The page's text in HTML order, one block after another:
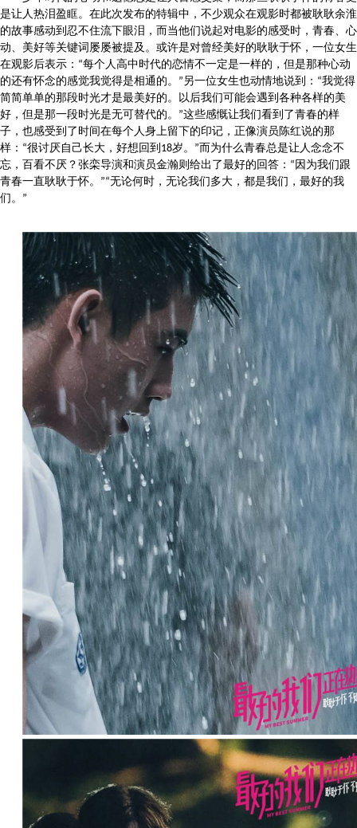
是让人热泪盈眶。在此次发布的特辑中，不少观众在观影时都被耿耿余淮
的故事感动到忍不住流下眼泪，而当他们说起对电影的感受时，青春、心
动、美好等关键词屡屡被提及。或许是对曾经美好的耿耿于怀，一位女生
在观影后表示：“每个人高中时代的恋情不一定是一样的，但是那种心动
的还有怀念的感觉我觉得是相通的。”另一位女生也动情地说到：“我觉得
简简单单的那段时光才是最美好的。以后我们可能会遇到各种各样的美
好，但是那一段时光是无可替代的。”这些感慨让我们看到了青春的样
子，也感受到了时间在每个人身上留下的印记，正像演员陈红说的那
样：“很讨厌自己长大，好想回到18岁。”而为什么青春总是让人念念不
忘，百看不厌？张栾导演和演员金瀚则给出了最好的回答：“因为我们跟
青春一直耿耿于怀。”“无论何时，无论我们多大，都是我们，最好的我
们。”